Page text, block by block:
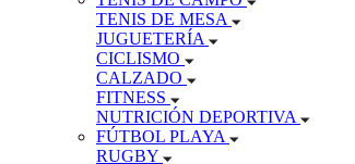
TENIS DE MESA
JUGUETERÍA
CICLISMO
CALZADO
FITNESS
NUTRICIÓN DEPORTIVA
FÚTBOL PLAYA
RUGBY